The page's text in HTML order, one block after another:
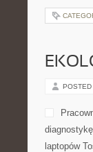
POSTED
laptopów